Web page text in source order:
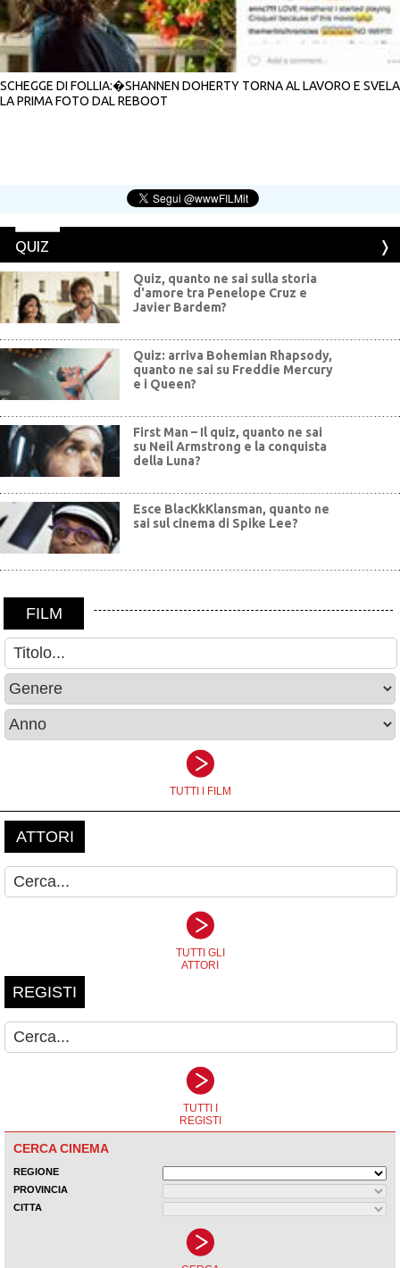
SCHEGGE DI FOLLIA:�SHANNEN DOHERTY TORNA AL LAVORO E SVELA
LA PRIMA FOTO DAL REBOOT
QUIZ
Quiz, quanto ne sai sulla storia
d'amore tra Penelope Cruz e
Javier Bardem?
Quiz: arriva Bohemian Rhapsody,
quanto ne sai su Freddie Mercury
e i Queen?
First Man – Il quiz, quanto ne sai
su Neil Armstrong e la conquista
della Luna?
Esce BlacKkKlansman, quanto ne
sai sul cinema di Spike Lee?